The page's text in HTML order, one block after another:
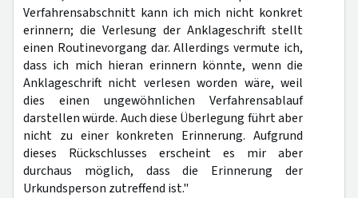
Verfahrensabschnitt kann ich mich nicht konkret
erinnern; die Verlesung der Anklageschrift stellt
einen Routinevorgang dar. Allerdings vermute ich,
dass ich mich hieran erinnern könnte, wenn die
Anklageschrift nicht verlesen worden wäre, weil
dies einen ungewöhnlichen Verfahrensablauf
darstellen würde. Auch diese Überlegung führt aber
nicht zu einer konkreten Erinnerung. Aufgrund
dieses Rückschlusses erscheint es mir aber
durchaus möglich, dass die Erinnerung der
Urkundsperson zutreffend ist."